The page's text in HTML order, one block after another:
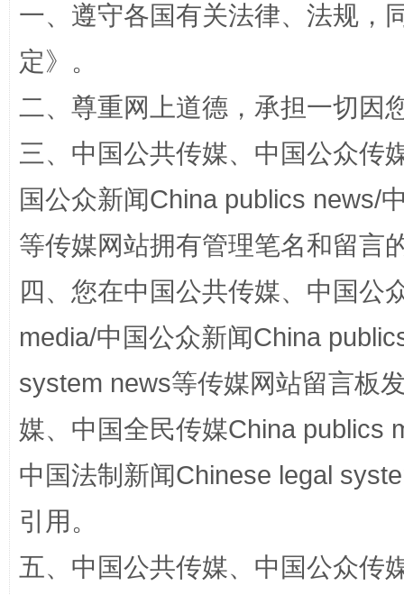
全民健身五年计划来了！等你上场
阿坝州三大球赛在茂县开幕 规模
国家大学科技园优化重塑工作
一、遵守各国有关法律、法规，
定》。
二、尊重网上道德，承担一切因
三、中国公共传媒、中国公众传
国公众新闻China publics news/
等传媒网站拥有管理笔名和留言
四、您在中国公共传媒、中国公
media/中国公众新闻China
system news等传媒网站留言板
媒、中国全民传媒China publics
中国法制新闻Chinese legal
引用。
五、中国公共传媒、中国公众传